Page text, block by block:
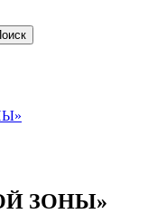
ЗОНЫ»